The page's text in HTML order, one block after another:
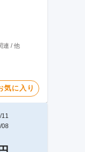
連 / 他
気に入り
11
08